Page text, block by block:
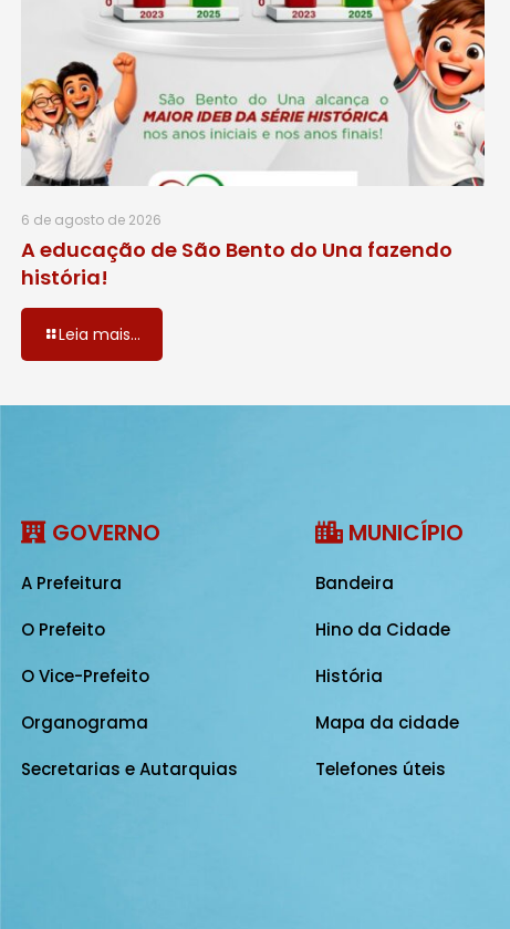
6 de agosto de 2026
A educação de São Bento do Una fazendo
história!
Leia mais...
GOVERNO
A Prefeitura
O Prefeito
O Vice-Prefeito
Organograma
Secretarias e Autarquias
MUNICÍPIO
Bandeira
Hino da Cidade
História
Mapa da cidade
Telefones úteis